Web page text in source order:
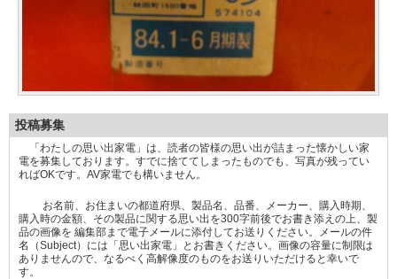
投稿募集
「わたしの思い出家電」は、読者の皆様の思い出が詰まった懐かしい家
電を募集しております。すでに捨ててしまったものでも、写真が残ってい
ればOKです。AV家電でも構いません。
お名前、お住まいの都道府県、製品名、品番、メーカー、購入時期、
購入時の金額、その製品に関する思い出を300字前後でお書き添えの上、製
品の画像を 編集部まで電子メールに添付してお送りください。メールの件
名（Subject）には「思い出家電」とお書きください。画像の容量に制限は
ありませんので、なるべく高解像度のものをお送りいただけると幸いで
す。